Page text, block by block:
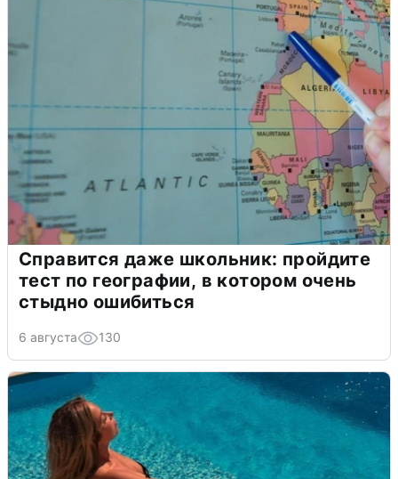
Справится даже школьник: пройдите
тест по географии, в котором очень
стыдно ошибиться
6 августа 130